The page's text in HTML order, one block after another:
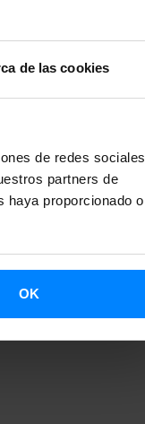
de las cookies
de redes sociales
partners de
haya proporcionado o
OK